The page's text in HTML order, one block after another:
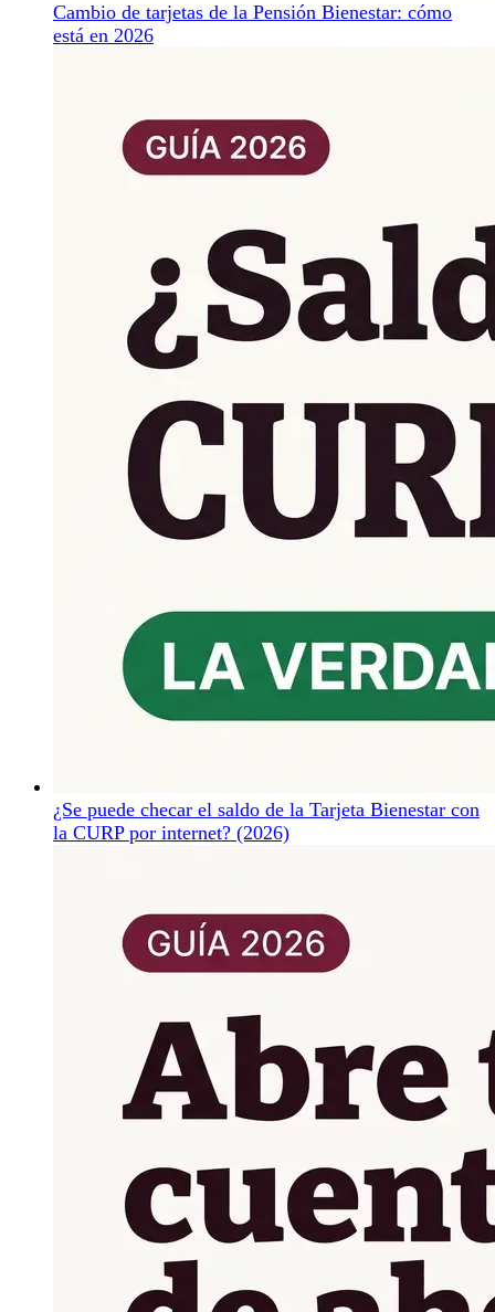
Cambio de tarjetas de la Pensión Bienestar: cómo
está en 2026
¿Se puede checar el saldo de la Tarjeta Bienestar con
la CURP por internet? (2026)